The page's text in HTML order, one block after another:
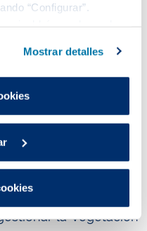
“Configurar”.
sitio web funcione y que
en nuestra
Mostrar detalles
como vecinos
ratas y topos. En la
ya hace años que se
conservación y
en muchos
biológicas de
hemos suprimido el
y en general
la vegetación